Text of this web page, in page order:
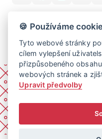
🍪 Používáme
Tyto webové stránky
cílem vylepšení
přizpůsobeného
webových stránek a
Upravit předvolby